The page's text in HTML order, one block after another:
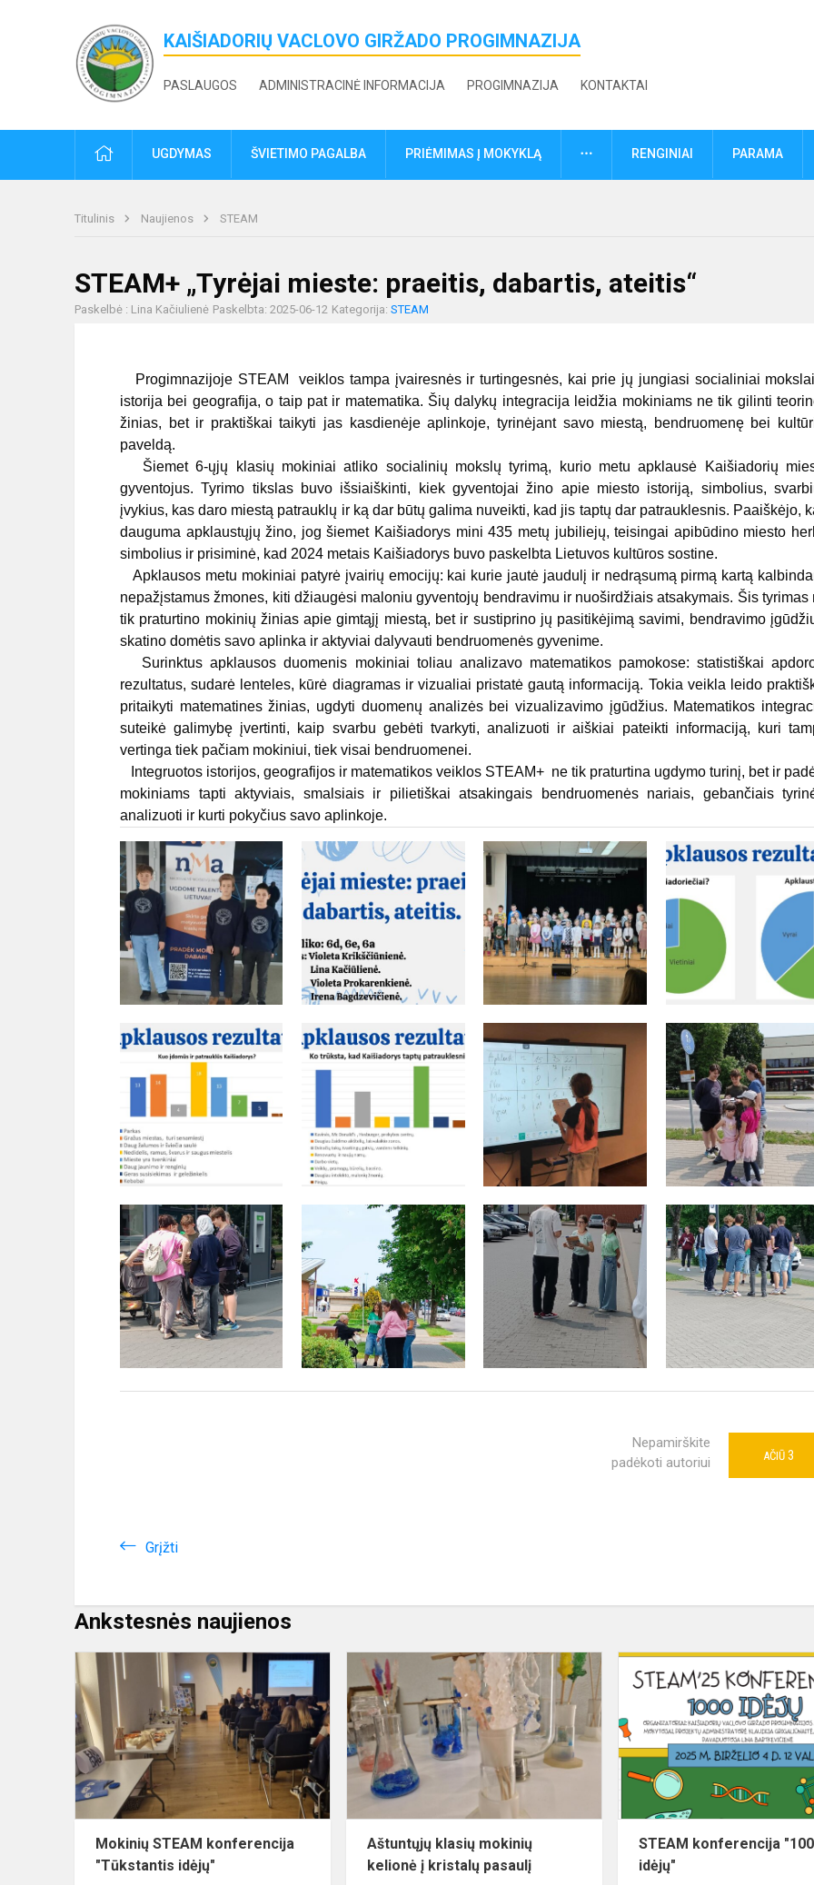
KAIŠIADORIŲ VACLOVO GIRŽADO PROGIMNAZIJA
PASLAUGOS ADMINISTRACINĖ INFORMACIJA PROGIMNAZIJA KONTAKTAI
PRADŽIAUGDYMAS ŠVIETIMO PAGALBA PRIĖMIMAS Į MOKYKLĄ DAUGIAURENGINIAI PARAMA
Titulinis Naujienos STEAM
STEAM+ „Tyrėjai mieste: praeitis, dabartis, ateitis“
Paskelbė : Lina Kačiulienė Paskelbta: 2025-06-12 Kategorija: STEAM
Progimnazijoje STEAM veiklos tampa įvairesnės ir turtingesnės, kai prie jų jungiasi socialiniai
istorija bei geografija, o taip pat ir matematika. Šių dalykų integracija leidžia mokiniams ne tik gilinti
žinias, bet ir praktiškai taikyti jas kasdienėje aplinkoje, tyrinėjant savo miestą, bendruomenę bei
paveldą.
Šiemet 6-ųjų klasių mokiniai atliko socialinių mokslų tyrimą, kurio metu apklausė Kaišiadorių
gyventojus. Tyrimo tikslas buvo išsiaiškinti, kiek gyventojai žino apie miesto istoriją, simbolius,
įvykius, kas daro miestą patrauklų ir ką dar būtų galima nuveikti, kad jis taptų dar patrauklesnis. Paaiškėjo,
dauguma apklaustųjų žino, jog šiemet Kaišiadorys mini 435 metų jubiliejų, teisingai apibūdino miesto
simbolius ir prisiminė, kad 2024 metais Kaišiadorys buvo paskelbta Lietuvos kultūros sostine.
Apklausos metu mokiniai patyrė įvairių emocijų: kai kurie jautė jaudulį ir nedrąsumą pirmą kartą
nepažįstamus žmones, kiti džiaugėsi maloniu gyventojų bendravimu ir nuoširdžiais atsakymais. Šis tyrimas
tik praturtino mokinių žinias apie gimtąjį miestą, bet ir sustiprino jų pasitikėjimą savimi, bendravimo
skatino domėtis savo aplinka ir aktyviai dalyvauti bendruomenės gyvenime.
Surinktus apklausos duomenis mokiniai toliau analizavo matematikos pamokose: statistiškai
rezultatus, sudarė lenteles, kūrė diagramas ir vizualiai pristatė gautą informaciją. Tokia veikla leido
pritaikyti matematines žinias, ugdyti duomenų analizės bei vizualizavimo įgūdžius. Matematikos
suteikė galimybę įvertinti, kaip svarbu gebėti tvarkyti, analizuoti ir aiškiai pateikti informaciją, kuri
vertinga tiek pačiam mokiniui, tiek visai bendruomenei.
Integruotos istorijos, geografijos ir matematikos veiklos STEAM+ ne tik praturtina ugdymo turinį, bet ir
mokiniams tapti aktyviais, smalsiais ir pilietiškai atsakingais bendruomenės nariais, gebančiais
analizuoti ir kurti pokyčius savo aplinkoje.
Nepamirškite
padėkoti autoriui
AČIŪ 3
Grįžti
Ankstesnės naujienos
Mokinių
STEAM
konferencija
"Tūkstantis
idėjų"
Mokinių STEAM konferencija
"Tūkstantis idėjų"
Aštuntųjų
klasių
mokinių
kelionė
kristalų
Aštuntųjų klasių mokinių
kelionė į kristalų pasaulį
STEAM konferencija
idėjų"